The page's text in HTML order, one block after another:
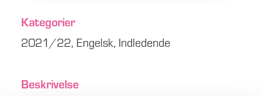
Kategorier
2021/22, Engelsk, Indledende
Beskrivelse